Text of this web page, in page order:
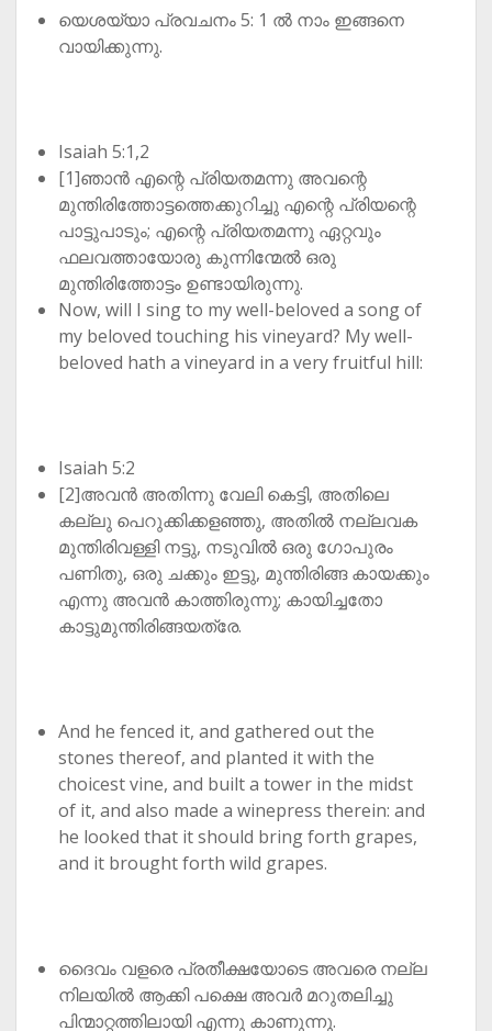
യെശയ്യാ പ്രവചനം 5: 1 ൽ നാം ഇങ്ങനെ
വായിക്കുന്നു.
Isaiah 5:1,2
[1]ഞാൻ എന്റെ പ്രിയതമന്നു അവന്റെ
മുന്തിരിത്തോട്ടത്തെക്കുറിച്ചു എന്റെ പ്രിയന്റെ
പാട്ടുപാടും; എന്റെ പ്രിയതമന്നു ഏറ്റവും
ഫലവത്തായോരു കുന്നിന്മേൽ ഒരു
മുന്തിരിത്തോട്ടം ഉണ്ടായിരുന്നു.
Now, will I sing to my well-beloved a song of
my beloved touching his vineyard? My well-
beloved hath a vineyard in a very fruitful hill:
Isaiah 5:2
[2]അവൻ അതിന്നു വേലി കെട്ടി, അതിലെ
കല്ലു പെറുക്കിക്കളഞ്ഞു, അതിൽ നല്ലവക
മുന്തിരിവള്ളി നട്ടു, നടുവിൽ ഒരു ഗോപുരം
പണിതു, ഒരു ചക്കും ഇട്ടു, മുന്തിരിങ്ങ കായക്കും
എന്നു അവൻ കാത്തിരുന്നു; കായിച്ചതോ
കാട്ടുമുന്തിരിങ്ങയത്രേ.
And he fenced it, and gathered out the
stones thereof, and planted it with the
choicest vine, and built a tower in the midst
of it, and also made a winepress therein: and
he looked that it should bring forth grapes,
and it brought forth wild grapes.
ദൈവം വളരെ പ്രതീക്ഷയോടെ അവരെ നല്ല
നിലയിൽ ആക്കി പക്ഷെ അവർ മറുതലിച്ചു
പിന്മാറ്റത്തിലായി എന്നു കാണുന്നു.